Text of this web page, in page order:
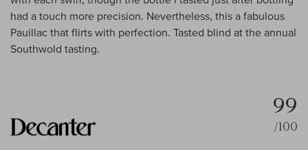
had a touch more precision. Nevertheless, this a fabulous
Pauillac that flirts with perfection. Tasted blind at the annual
Southwold tasting.
99
/100